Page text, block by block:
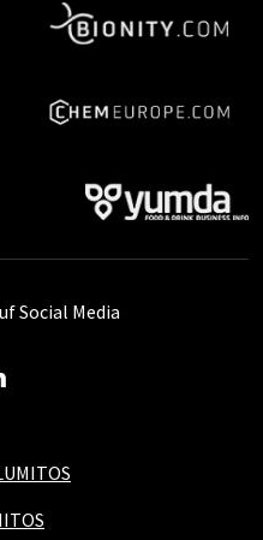
Social Media